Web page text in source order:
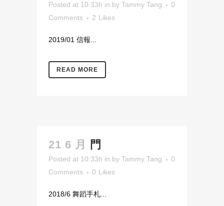
Posted at 10:33h in by Tammy Tang
0
Comments
2 Likes
2019/01 信報...
READ MORE
21 6 月 門
Posted at 10:33h in by Tammy Tang
0
Comments
0 Likes
2018/6 舞蹈手札...